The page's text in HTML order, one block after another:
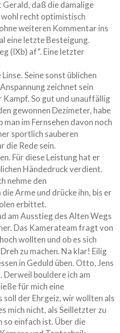
daß die damalige
recht optimistisch
weiteren Kommentar ins
eine letzte Besteigung.
(IXb) af“. Eine letzter
Seine sonst üblichen
zeichnet sein
Kampf. So gut und unauffällig
gewonnen Dezimeter, habe
im Fernsehen davon noch
sportlich sauberen
die Rede sein.
Für diese Leistung hat er
Händedruck verdient.
nehme den
Arme und drücke ihn, bis er
erbittet.
am Ausstieg des Alten Wegs
Das Kamerateam fragt von
wollten und ob es sich
zu machen. Na klar! Eilig
in Geduld üben. Otto, Jens
Derweil bouldere ich am
für mich eine
soll der Ehrgeiz, wir wollten als
mich nicht, als Seilletzter zu
so einfach ist. Über die